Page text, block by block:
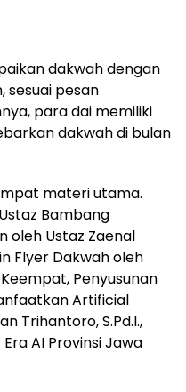
dakwah dengan
sesuai pesan
para dai memiliki
dakwah di bulan
materi utama.
Bambang
oleh Ustaz Zaenal
Flyer Dakwah oleh
Penyusunan
Artificial
Trihantoro, S.Pd.I.,
AI Provinsi Jawa